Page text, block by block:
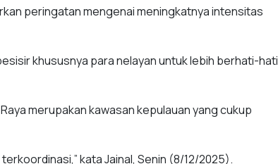
peringatan mengenai meningkatnya intensitas
khususnya para nelayan untuk lebih berhati-hati
merupakan kawasan kepulauan yang cukup
kata Jainal, Senin (8/12/2025).